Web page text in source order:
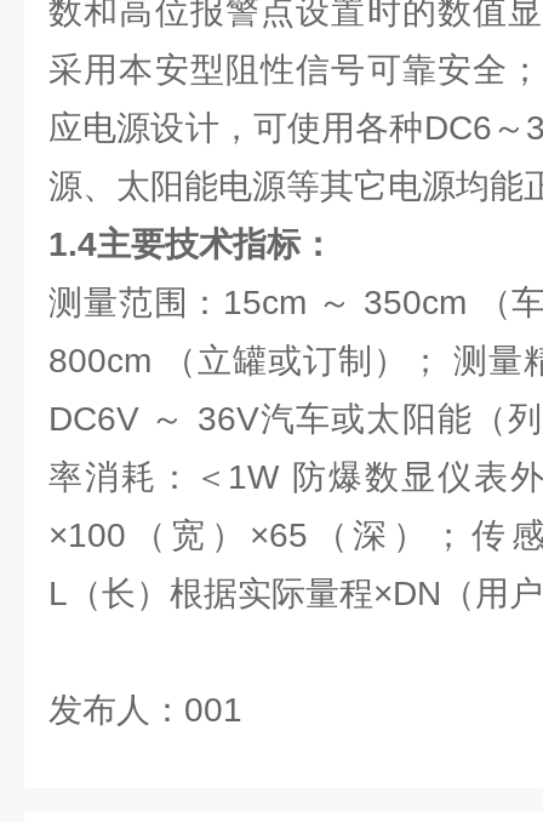
数和高位报警点设置时的数值
采用本安型阻性信号可靠安全
应电源设计，可使用各种DC6～
源、太阳能电源等其它电源均能
1.4主要技术指标：
测量范围：15cm ～ 350cm （
800cm （立罐或订制）； 测量
DC6V ～ 36V汽车或太阳能（
率消耗：＜1W 防爆数显仪表
×100（宽）×65（深）；传
L（长）根据实际量程×DN（用
发布人：001